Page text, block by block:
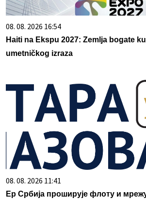
08. 08. 2026 16:54
Haiti na Ekspu 2027: Zemlja bogate
umetničkog izraza
08. 08. 2026 11:41
Ер Србија проширује флоту и